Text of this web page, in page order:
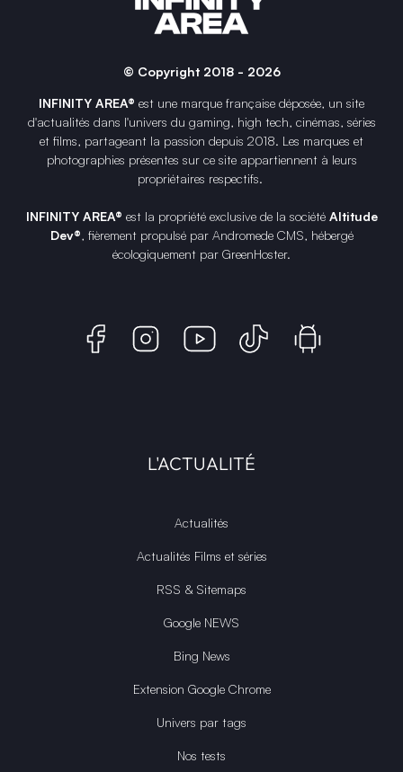
© Copyright 2018 - 2026
INFINITY AREA® est une marque française déposée, un site
d'actualités dans l'univers du gaming, high tech, cinémas, séries
et films, partageant la passion depuis 2018. Les marques et
photographies présentes sur ce site appartiennent à leurs
propriétaires respectifs.
INFINITY AREA® est la propriété exclusive de la société Altitude
Dev®, fièrement propulsé par Andromede CMS, hébergé
écologiquement par GreenHoster.
L'ACTUALITÉ
Actualités
Actualités Films et séries
RSS & Sitemaps
Google NEWS
Bing News
Extension Google Chrome
Univers par tags
Nos tests